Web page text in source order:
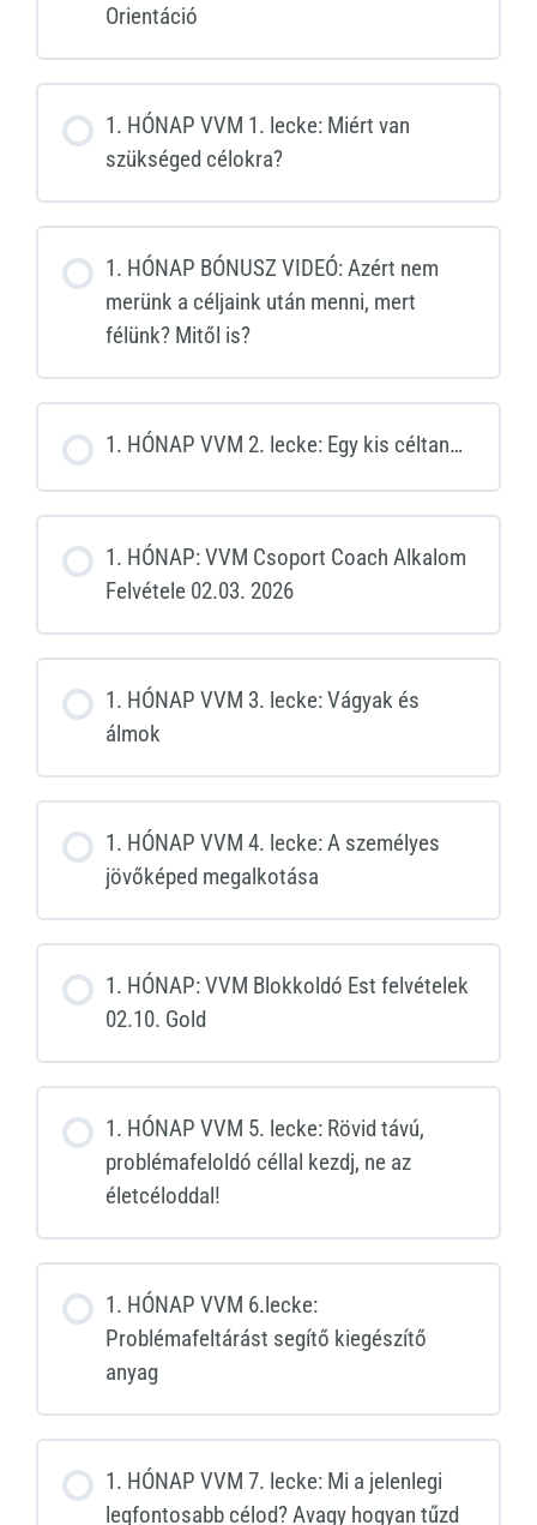
Orientáció
1. HÓNAP VVM 1. lecke: Miért van
szükséged célokra?
1. HÓNAP BÓNUSZ VIDEÓ: Azért nem
merünk a céljaink után menni, mert
félünk? Mitől is? ​
1. HÓNAP VVM 2. lecke: Egy kis céltan…
1. HÓNAP: VVM Csoport Coach Alkalom
Felvétele 02.03. 2026
1. HÓNAP VVM 3. lecke: Vágyak és
álmok
1. HÓNAP VVM 4. lecke: A személyes
jövőképed megalkotása
1. HÓNAP: VVM Blokkoldó Est felvételek
02.10. Gold
1. HÓNAP VVM 5. lecke: Rövid távú,
problémafeloldó céllal kezdj, ne az
életcéloddal!
1. HÓNAP VVM 6.lecke:
Problémafeltárást segítő kiegészítő
anyag
1. HÓNAP VVM 7. lecke: Mi a jelenlegi
legfontosabb célod? Avagy hogyan tűzd